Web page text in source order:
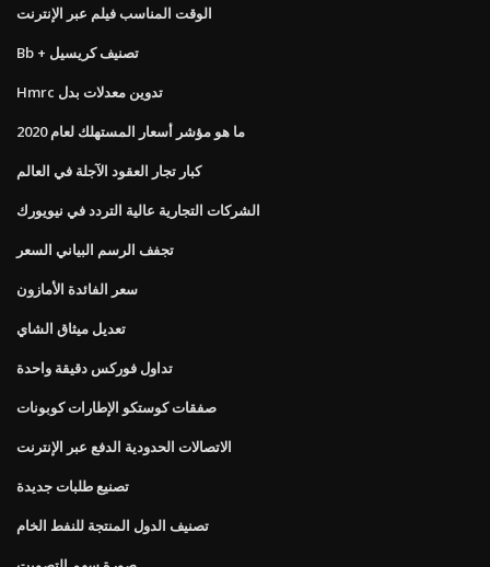
الوقت المناسب فيلم عبر الإنترنت
Bb + تصنيف كريسيل
Hmrc تدوين معدلات بدل
ما هو مؤشر أسعار المستهلك لعام 2020
كبار تجار العقود الآجلة في العالم
الشركات التجارية عالية التردد في نيويورك
تجفف الرسم البياني السعر
سعر الفائدة الأمازون
تعديل ميثاق الشاي
تداول فوركس دقيقة واحدة
صفقات كوستكو الإطارات كوبونات
الاتصالات الحدودية الدفع عبر الإنترنت
تصنيع طلبات جديدة
تصنيف الدول المنتجة للنفط الخام